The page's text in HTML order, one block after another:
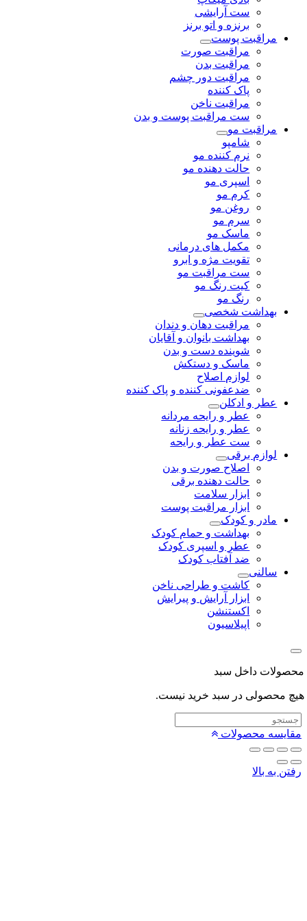
ست آرایشی
برنزه و اتو برنز
مراقبت پوست
مراقبت صورت
مراقبت بدن
مراقبت دور چشم
پاک کننده
مراقبت ناخن
ست مراقبت پوست و بدن
مراقبت مو
شامپو
نرم کننده مو
حالت دهنده مو
اسپری مو
کرم مو
روغن مو
سرم مو
ماسک مو
مکمل های درمانی
تقویت مژه و ابرو
ست مراقبت مو
کیت رنگ مو
رنگ مو
بهداشت شخصی
مراقبت دهان و دندان
بهداشت بانوان و آقایان
شوینده دست و بدن
ماسک و دستکش
لوازم اصلاح
ضدعفونی کننده و پاک کننده
عطر و ادکلن
عطر و رایحه مردانه
عطر و رایحه زنانه
ست عطر و رایحه
لوازم برقی
اصلاح صورت و بدن
حالت دهنده برقی
ابزار سلامت
ابزار مراقبت پوست
مادر و کودک
بهداشت و حمام کودک
عطر و اسپری کودک
ضد آفتاب کودک
سالنی
کاشت و طراحی ناخن
ابزار آرایش و پیرایش
اکستنشن
اپیلاسیون
داخل سبد
در سبد خرید نیست.
محصولات
به بالا